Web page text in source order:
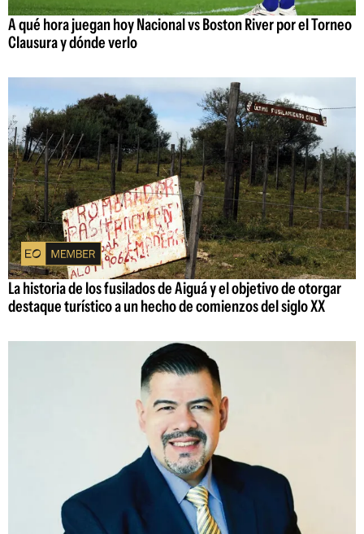
A qué hora juegan hoy Nacional vs Boston River por el Torneo
Clausura y dónde verlo
La historia de los fusilados de Aiguá y el objetivo de otorgar
destaque turístico a un hecho de comienzos del siglo XX